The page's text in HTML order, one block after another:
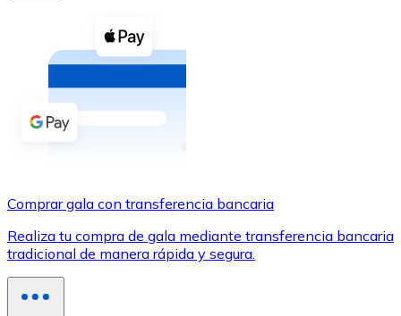
Compra criptomonedas con efectivo en tu tienda más
Comprar con efectivo
Transferencia SEPA
Utiliza tarjetas Visa y Mastercard para comprar
Comprar con tarjeta
Comprar gala con transferencia bancaria
Realiza tu compra de gala mediante transferencia bancaria
tradicional de manera rápida y segura.